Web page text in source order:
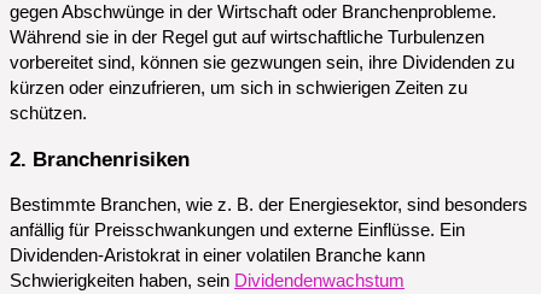
gegen Abschwünge in der Wirtschaft oder Branchenprobleme.
Während sie in der Regel gut auf wirtschaftliche Turbulenzen
vorbereitet sind, können sie gezwungen sein, ihre Dividenden zu
kürzen oder einzufrieren, um sich in schwierigen Zeiten zu
schützen.
2. Branchenrisiken
Bestimmte Branchen, wie z. B. der Energiesektor, sind besonders
anfällig für Preisschwankungen und externe Einflüsse. Ein
Dividenden-Aristokrat in einer volatilen Branche kann
Schwierigkeiten haben, sein Dividendenwachstum